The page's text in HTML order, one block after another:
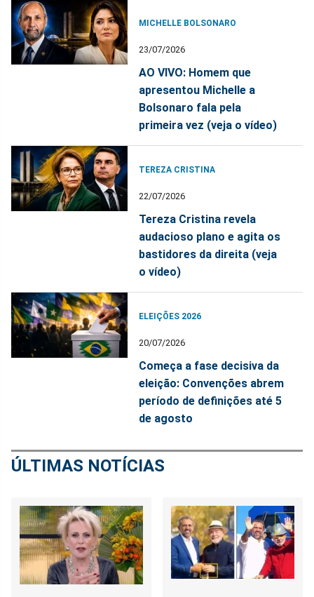
MICHELLE BOLSONARO
23/07/2026
AO VIVO: Homem que
apresentou Michelle a
Bolsonaro fala pela
primeira vez (veja o vídeo)
TEREZA CRISTINA
22/07/2026
Tereza Cristina revela
audacioso plano e agita os
bastidores da direita (veja
o vídeo)
ELEIÇÕES 2026
20/07/2026
Começa a fase decisiva da
eleição: Convenções abrem
período de definições até 5
de agosto
ÚLTIMAS NOTÍCIAS